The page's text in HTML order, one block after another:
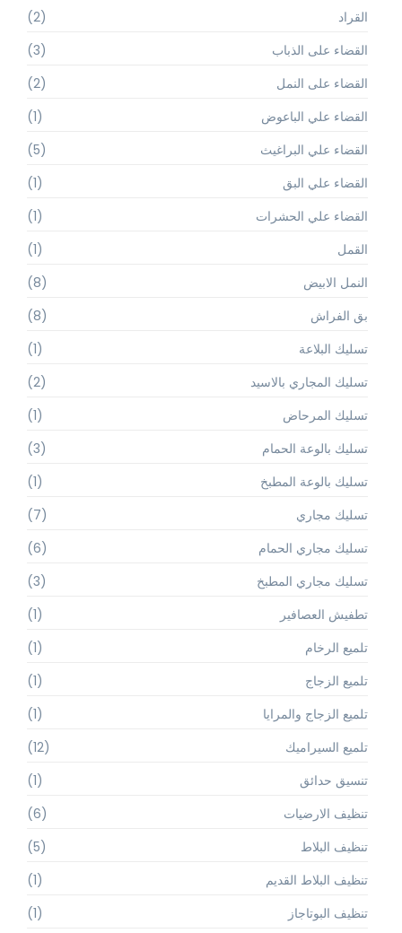
القراد
(2)
القضاء على الذباب
(3)
القضاء على النمل
(2)
القضاء علي الباعوض
(1)
القضاء علي البراغيث
(5)
القضاء علي البق
(1)
القضاء علي الحشرات
(1)
القمل
(1)
النمل الابيض
(8)
بق الفراش
(8)
تسليك البلاعة
(1)
تسليك المجاري بالاسيد
(2)
تسليك المرحاض
(1)
تسليك بالوعة الحمام
(3)
تسليك بالوعة المطبخ
(1)
تسليك مجاري
(7)
تسليك مجاري الحمام
(6)
تسليك مجاري المطبخ
(3)
تطفيش العصافير
(1)
تلميع الرخام
(1)
تلميع الزجاج
(1)
تلميع الزجاج والمرايا
(1)
تلميع السيراميك
(12)
تنسيق حدائق
(1)
تنظيف الارضيات
(6)
تنظيف البلاط
(5)
تنظيف البلاط القديم
(1)
تنظيف البوتاجاز
(1)